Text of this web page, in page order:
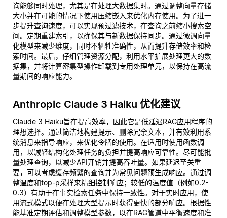
询能够同时处理，尤其是在处理大数据集时。通过调整向量存储
大小并在可能的情况下使用压缩嵌入来优化内存使用。为了进一
步提升查询速度，可以实现预过滤技术，在查询之前缩小搜索空
间。定期重建索引，以确保其与新数据保持同步。通过微调向量
化模型来减少维度，同时不牺牲准确性，从而提升存储效率和检
索时间。最后，仔细管理资源分配，利用水平扩展处理更大的数
据集，并将计算密集型操作卸载到专用处理单元，以保持在高流
量期间的响应能力。
Anthropic Claude 3 Haiku 优化建议
Claude 3 Haiku旨在提高效率，因此它是低延迟RAG应用程序的
理想选择。通过简洁地构建提示、删除冗余文本，并有效利用系
统消息来指导响应，来优化令牌的使用。在适用时使用函数调
用，以减轻结构化处理任务的负担并提高响应可靠性。尽可能批
量处理查询，以减少API开销并提高吞吐量。如果延迟至关重
要，可以考虑缓存频繁的查询并为常见问题预生成响应。通过调
整温度和top-p采样来精细控制响应；较低的温度值（例如0.2-
0.3）有助于在事实检索任务中保持一致性。对于实时应用，使
用流式模式以便在处理大型提示时获得更快的部分响应。根据性
能基准定期评估和调整模型参数，以在RAG管道中平衡速度和准